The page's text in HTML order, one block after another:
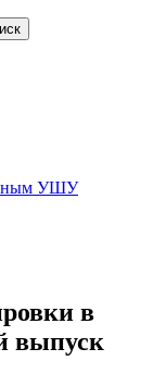
УШУ
в
выпуск